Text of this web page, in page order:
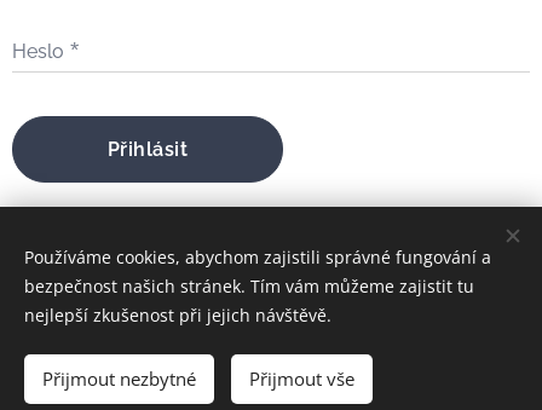
Heslo
Přihlásit
bratrfilip@gmail.com
FILIP MARIA ŠTOJDL
Používáme cookies, abychom zajistili správné fungování a
bezpečnost našich stránek. Tím vám můžeme zajistit tu
nejlepší zkušenost při jejich návštěvě.
Přijmout nezbytné Přijmout vše